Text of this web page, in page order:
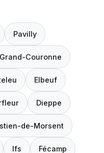
Pavilly
Grand-Couronne
Elbeuf
Dieppe
de-Morsent
Ifs Fécamp